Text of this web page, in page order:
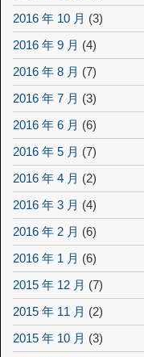
2016 年 10 月 (3)
2016 年 9 月 (4)
2016 年 8 月 (7)
2016 年 7 月 (3)
2016 年 6 月 (6)
2016 年 5 月 (7)
2016 年 4 月 (2)
2016 年 3 月 (4)
2016 年 2 月 (6)
2016 年 1 月 (6)
2015 年 12 月 (7)
2015 年 11 月 (2)
2015 年 10 月 (3)